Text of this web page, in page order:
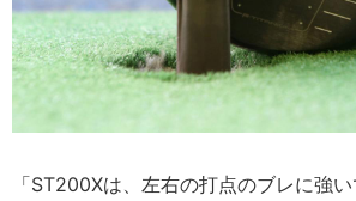
「ST200Xは、左右の打点のブレに強